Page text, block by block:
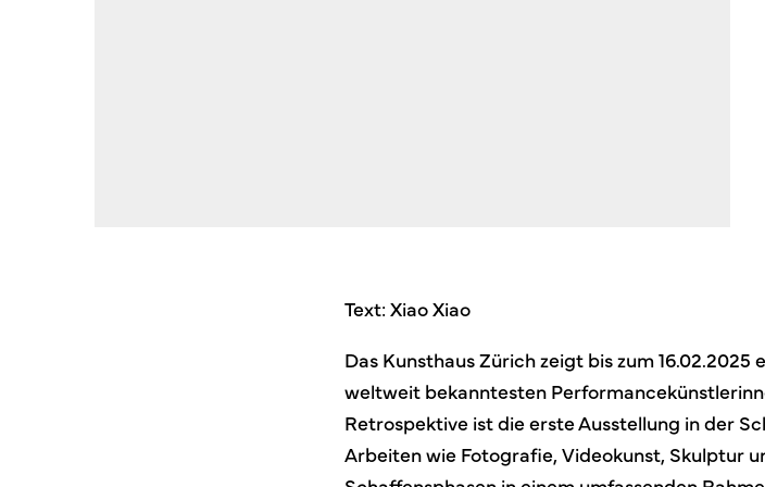
Text: Xiao Xiao
Das Kunsthaus Zürich zeigt bis zum
weltweit bekanntesten
Retrospektive ist die erste Ausstellung in der
Arbeiten wie Fotografie, Videokunst, Skulptur